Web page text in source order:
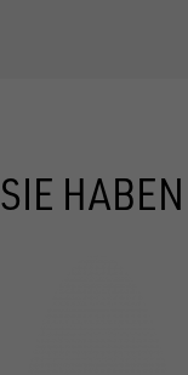
SIE